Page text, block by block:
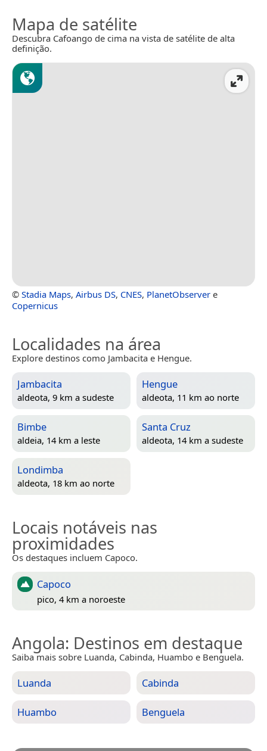
Mapa de satélite
Descubra Cafoango de cima na vista de satélite de alta
definição.
© Stadia Maps, Airbus DS, CNES, PlanetObserver e
Copernicus
Localidades na área
Explore destinos como Jambacita e Hengue.
Jambacita
aldeota, 9 km a sudeste
Hengue
aldeota, 11 km ao norte
Bimbe
aldeia, 14 km a leste
Santa Cruz
aldeota, 14 km a sudeste
Londimba
aldeota, 18 km ao norte
Locais notáveis nas
proximidades
Os destaques incluem Capoco.
Capoco
pico, 4 km a noroeste
Angola: Destinos em destaque
Saiba mais sobre Luanda, Cabinda, Huambo e Benguela.
Luanda Cabinda
Huambo Benguela